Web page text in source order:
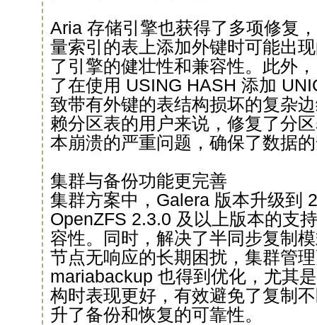
Aria 存储引擎也获得了多项修复
量索引的表上添加外键时可能出
了引擎的健壮性和兼容性。此外
了在使用 USING HASH 添加
致带有外键的表结构损坏的复杂
赖分区表的用户来说，修复了分
本崩溃的严重问题，确保了数据
集群与备份功能更完善
集群方案中，Galera 版本升级到
OpenZFS 2.3.0 及以上版本的支
容性。同时，解决了半同步复制
节点无响应的长期困扰，集群管
mariabackup 也得到优化，尤其
构时表现更好，有效避免了复制
升了备份和恢复的可靠性。